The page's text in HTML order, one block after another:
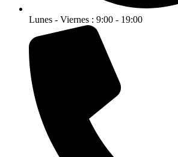
Lunes - Viernes : 9:00 - 19:00